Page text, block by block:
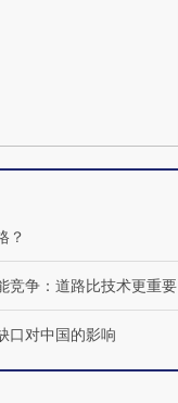
？
竞争：道路比技术更重要
口对中国的影响